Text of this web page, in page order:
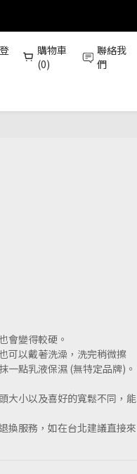
購物車
(0)
聯絡我
們
會變得較硬。
可以戴著洗澡，洗完稍微擦
一點乳液保濕 (無特定品牌)。
大小以及喜好的寬鬆不同，能
換服務，如在台北建議直接來